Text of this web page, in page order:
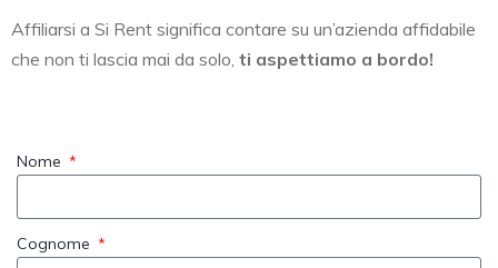
Affiliarsi a Si Rent significa contare su un’azienda affidabile
che non ti lascia mai da solo, ti aspettiamo a bordo!
Nome
Cognome